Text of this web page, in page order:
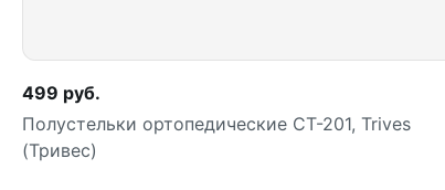
499 руб.
Полустельки ортопедические СТ-201, Trives
(Тривес)